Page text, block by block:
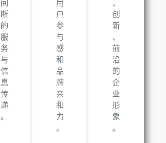
断
的
服
务
与
信
息
传
递
。
户
参
与
感
和
品
牌
亲
和
力
。
创
新
、
前
沿
的
企
业
形
象
。